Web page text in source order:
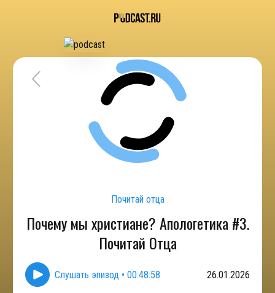
Почитай отца
Почему мы христиане? Апологетика #3.
Почитай Отца
Слушать эпизод • 00:48:58 26.01.2026